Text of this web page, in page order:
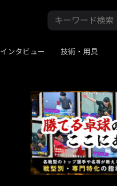
インタビュー 技術・用具